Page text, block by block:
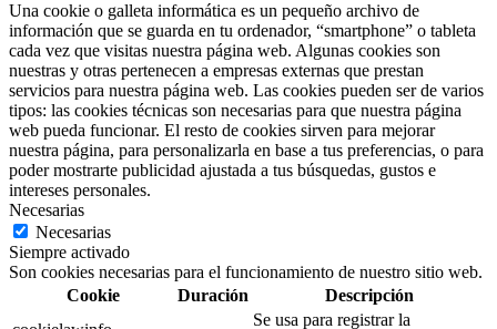
Una cookie o galleta informática es un pequeño archivo de
información que se guarda en tu ordenador, “smartphone” o tableta
cada vez que visitas nuestra página web. Algunas cookies son
nuestras y otras pertenecen a empresas externas que prestan
servicios para nuestra página web. Las cookies pueden ser de varios
tipos: las cookies técnicas son necesarias para que nuestra página
web pueda funcionar. El resto de cookies sirven para mejorar
nuestra página, para personalizarla en base a tus preferencias, o para
poder mostrarte publicidad ajustada a tus búsquedas, gustos e
intereses personales.
Necesarias
Necesarias
Siempre activado
Son cookies necesarias para el funcionamiento de nuestro sitio web.
Cookie
Duración
Descripción
Se usa para registrar la